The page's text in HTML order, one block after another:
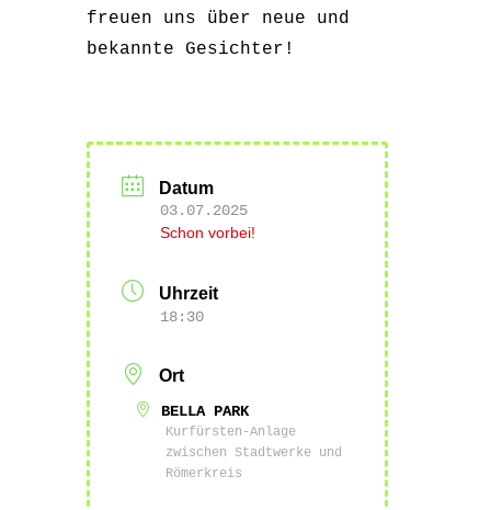
freuen uns über neue und
bekannte Gesichter!
Datum
03.07.2025
Schon vorbei!
Uhrzeit
18:30
Ort
BELLA PARK
Kurfürsten-Anlage
zwischen Stadtwerke und
Römerkreis